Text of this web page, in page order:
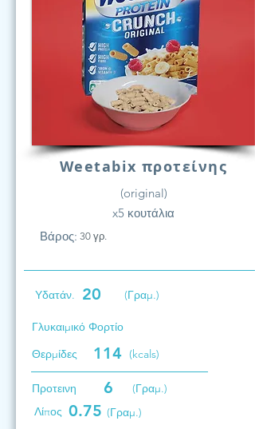
Weetabix προτείνης
(original)
x5 κουτάλια
Βάρος: 30 γρ.
Υδατάν. 20 (Γραμ.)
Γλυκαιμικό Φορτίο
Θερμίδες
114 (kcals)
Προτεινη 6
(Γραμ.)
Λίπος 0.75 (Γραμ.)